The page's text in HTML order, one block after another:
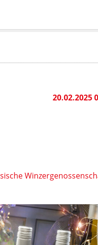
20.02.2025